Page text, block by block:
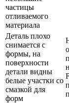
частицы
отливаемого
материала
Деталь плохо
снимается с
формы, на
поверхности
детали видны
белые участки со
смазкой для
форм